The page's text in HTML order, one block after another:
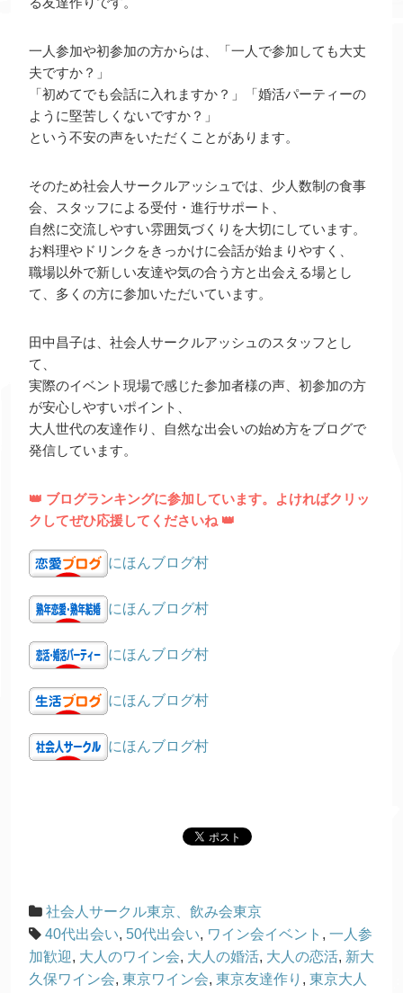
一人参加や初参加の方からは、「一人で参加しても大丈
夫ですか？」
「初めてでも会話に入れますか？」「婚活パーティーの
ように堅苦しくないですか？」
という不安の声をいただくことがあります。
そのため社会人サークルアッシュでは、少人数制の食事
会、スタッフによる受付・進行サポート、
自然に交流しやすい雰囲気づくりを大切にしています。
お料理やドリンクをきっかけに会話が始まりやすく、
職場以外で新しい友達や気の合う方と出会える場とし
て、多くの方に参加いただいています。
田中昌子は、社会人サークルアッシュのスタッフとし
て、
実際のイベント現場で感じた参加者様の声、初参加の方
が安心しやすいポイント、
大人世代の友達作り、自然な出会いの始め方をブログで
発信しています。
👑 ブログランキングに参加しています。よければクリッ
クしてぜひ応援してくださいね 👑
にほんブログ村
にほんブログ村
にほんブログ村
にほんブログ村
にほんブログ村
社会人サークル東京、飲み会東京
40代出会い, 50代出会い, ワイン会イベント , 一人参
加歓迎, 大人のワイン会, 大人の婚活, 大人の恋活, 新大
久保ワイン会, 東京ワイン会, 東京友達作り , 東京大人